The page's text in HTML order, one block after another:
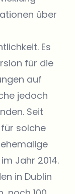
über
Es
für die
auf
jedoch
Seit
solche
Jahr 2014.
in Dublin